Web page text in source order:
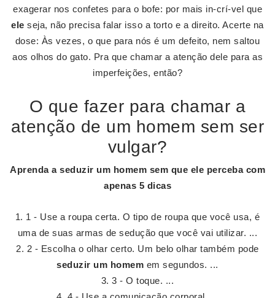
exagerar nos confetes para o bofe: por mais in-crí-vel que
ele seja, não precisa falar isso a torto e a direito. Acerte na
dose: Às vezes, o que para nós é um defeito, nem saltou
aos olhos do gato. Pra que chamar a atenção dele para as
imperfeições, então?
O que fazer para chamar a
atenção de um homem sem ser
vulgar?
Aprenda a seduzir um homem sem que ele perceba com
apenas 5 dicas
1 - Use a roupa certa. O tipo de roupa que você usa, é
uma de suas armas de sedução que você vai utilizar. ...
2 - Escolha o olhar certo. Um belo olhar também pode
seduzir um homem em segundos. ...
3 - O toque. ...